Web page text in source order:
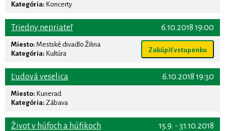
Kategória: Koncerty
6.10.2018 19:00
Triedny nepriateľ
Zakúpiť vstupenku
Miesto: Mestské divadlo Žilina
Kategória: Kultúra
6.10.2018 19:30
Ľudová veselica
Miesto: Kunerad
Kategória: Zábava
15.9. - 31.10.2018
Život v húfoch a húfikoch